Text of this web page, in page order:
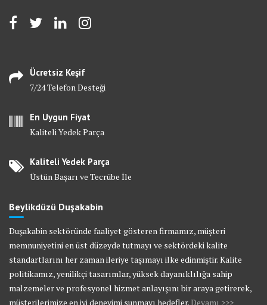
Ücretsiz Keşif
7/24 Telefon Desteği
En Uygun Fiyat
Kaliteli Yedek Parça
Kaliteli Yedek Parça
Üstün Başarı ve Tecrübe İle
Beylikdüzü Duşakabin
Duşakabin sektöründe faaliyet gösteren firmamız, müşteri
memnuniyetini en üst düzeyde tutmayı ve sektördeki kalite
standartlarını her zaman ileriye taşımayı ilke edinmiştir. Kalite
politikamız, yenilikçi tasarımlar, yüksek dayanıklılığa sahip
malzemeler ve profesyonel hizmet anlayışını bir araya getirerek,
müşterilerimize en iyi deneyimi sunmayı hedefler. Devamı >>>